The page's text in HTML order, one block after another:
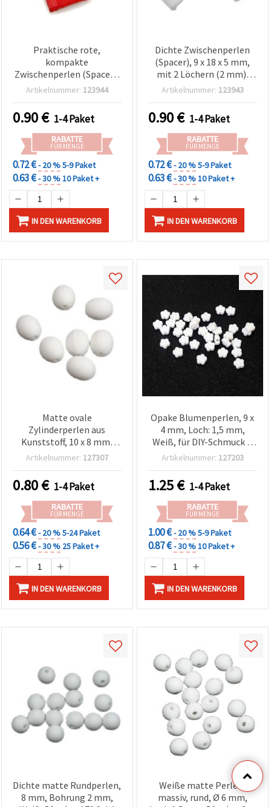
Praktische rote,
kompakte
Zwischenperlen (Spacer),
9×18×5 mm, 2 Löcher (2
perfekt für Armbänder,
Halsketten & kreativen
DIY-Schmuck
Artikelnummer: 123944
0.90€ 1-4 Paket
RABATTE
FÜR MENGE
0.72 €- 20 %5-9 Paket
0.63 €- 30 %10 Paket +
IN DEN WARENKORB
Dichte Zwischenperlen
(Spacer), 9 x 18 x 5 mm,
mit 2 Löchern (2 mm),
Weiß – 50 g (~70 Stk.)
Artikelnummer: 123943
0.90€ 1-4 Paket
RABATTE
FÜR MENGE
0.72 €- 20 %5-9 Paket
0.63 €- 30 %10 Paket +
IN DEN WARENKORB
Matte ovale
Zylinderperlen aus
Kunststoff, 10 x 8 mm,
Fädelloch 1,5 mm, weiß –
Artikelnummer: 127307
0.80€ 1-4 Paket
RABATTE
FÜR MENGE
0.64 €- 20 %5-24 Paket
0.56 €- 30 % 25 Paket +
IN DEN WARENKORB
Opake Blumenperlen, 9 x
4 mm, Loch: 1,5 mm,
Weiß, für DIY-Schmuck &
Basteln – 50 g (ca. 245
Artikelnummer: 127203
1.25€ 1-4 Paket
RABATTE
FÜR MENGE
1.00 €- 20 %5-9 Paket
0.87 €- 30 %10 Paket +
IN DEN WARENKORB
Dichte matte Rundperlen,
8 mm, Bohrung 2 mm,
Weiße matte Perlen,
massiv, rund, Ø 6 mm,